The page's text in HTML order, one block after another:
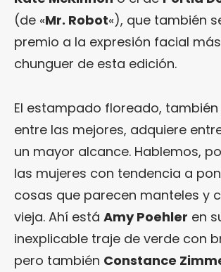
(de «Mr. Robot«), que también
premio a la expresión facial más
chunguer de esta edición.
El estampado floreado,
entre las mejores, adquiere
un mayor alcance. Hablemos,
las mujeres con tendencia a
cosas que parecen manteles y
vieja. Ahí está Amy Poehler en
inexplicable traje de verde con
pero también Constance